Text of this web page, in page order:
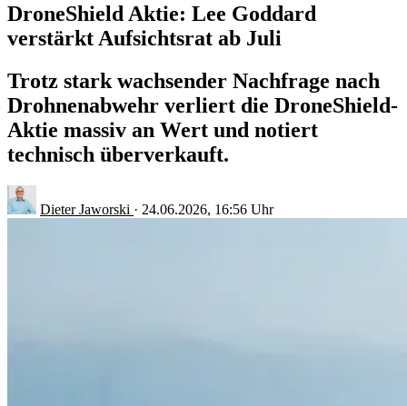
DroneShield Aktie: Lee Goddard
verstärkt Aufsichtsrat ab Juli
Trotz stark wachsender Nachfrage nach
Drohnenabwehr verliert die DroneShield-
Aktie massiv an Wert und notiert
technisch überverkauft.
Dieter Jaworski · 24.06.2026, 16:56 Uhr